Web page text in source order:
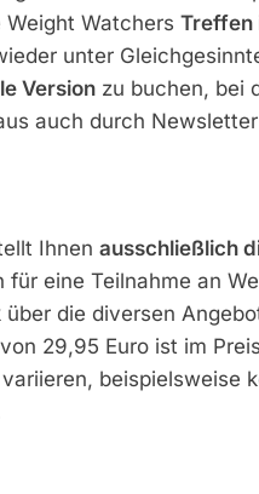
Watchers Treffen
unter
Versionzu buchen, bei
auch durch
Ihnen ausschließlich
eine Teilnahme an
über die diversen
29,95 Euro ist im
beispielsweise